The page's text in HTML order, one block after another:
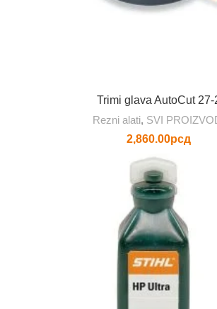
Trimi glava AutoCut 27-
Rezni alati, SVI
2,860.00рсд